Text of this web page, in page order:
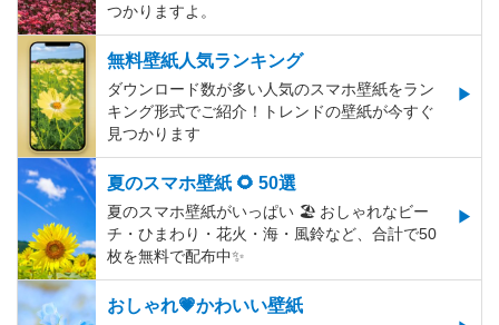
つかりますよ。
無料壁紙人気ランキング
ダウンロード数が多い人気のスマホ壁紙をラン
キング形式でご紹介！トレンドの壁紙が今すぐ
見つかります
夏のスマホ壁紙 🌻 50選
夏のスマホ壁紙がいっぱい 🏖 おしゃれなビー
チ・ひまわり・花火・海・風鈴など、合計で50
枚を無料で配布中✨
おしゃれ💗かわいい壁紙